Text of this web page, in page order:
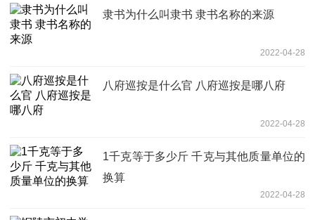
隶书为什么叫隶书 隶书名称的来源
2022-04-28
八府巡按是什么官 八府巡按是哪八府
2022-04-28
1千克等于多少斤 千克与其他质量单位的
换算
2022-04-28